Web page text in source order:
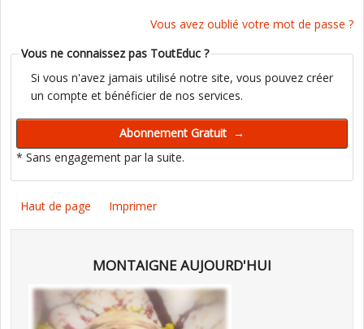
Vous avez oublié votre mot de passe ?
Vous ne connaissez pas ToutEduc ?
Si vous n'avez jamais utilisé notre site, vous pouvez créer
un compte et bénéficier de nos services.
* Sans engagement par la suite.
Haut de page Imprimer
MONTAIGNE AUJOURD'HUI